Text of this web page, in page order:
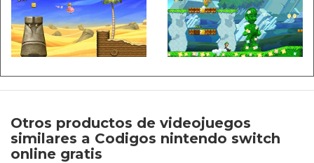
Otros productos de videojuegos
similares a Codigos nintendo switch
online gratis